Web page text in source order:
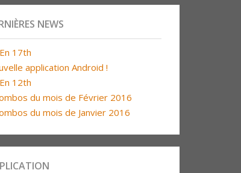
NEWS
17th
application Android !
12th
du mois de Février 2016
du mois de Janvier 2016